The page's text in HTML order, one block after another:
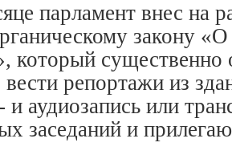
парламент внес на
закону
который существенно
репортажи из
аудиозапись или
заседаний и